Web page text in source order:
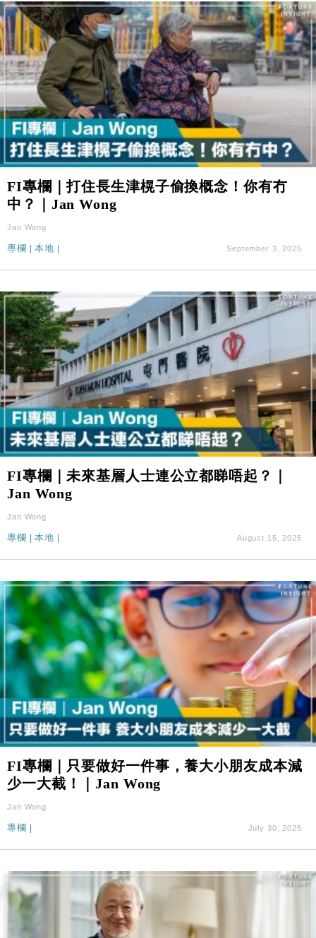
FI專欄｜打住長生津榥子偷換概念！你有冇
中？｜Jan Wong
Jan Wong
專欄 |本地 | September 3, 2025
FI專欄｜未來基層人士連公立都睇唔起？｜
Jan Wong
Jan Wong
專欄 |本地 | August 15, 2025
FI專欄｜只要做好一件事，養大小朋友成本減
少一大截！｜Jan Wong
Jan Wong
專欄 | July 30, 2025